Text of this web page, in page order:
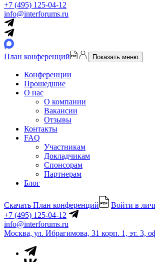
+7 (495) 125-04-12
info@interforums.ru
План конференций Показать меню
Конференции
Прошедшие
О нас
О компании
Вакансии
Отзывы
Контакты
FAQ
Участникам
Докладчикам
Спонсорам
Партнерам
Блог
Скачать План конференций
Войти в
+7 (495) 125-04-12
info@interforums.ru
Москва, ул. Ибрагимова, 31 корп. 1, эт. 3,